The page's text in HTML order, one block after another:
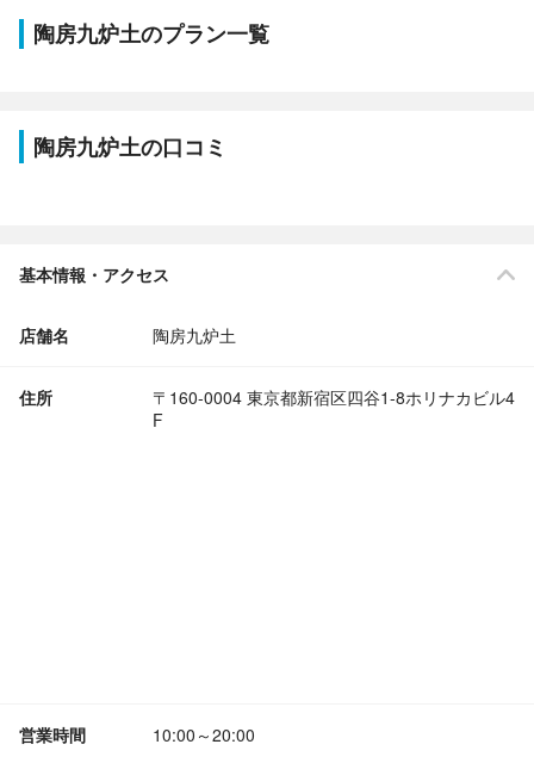
陶房九炉土のプラン一覧
陶房九炉土の口コミ
基本情報・アクセス
店舗名 陶房九炉土
住所
〒160-0004 東京都新宿区四谷1-8ホリナカビル4
F
営業時間 10:00～20:00